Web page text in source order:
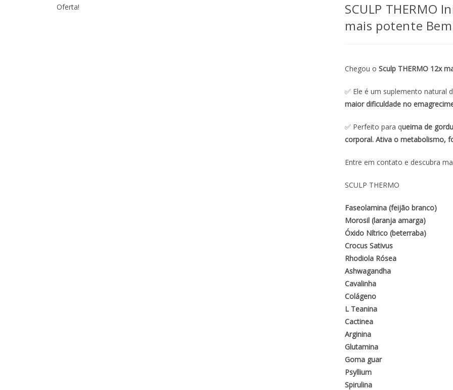
Oferta!
SCULP THERMO
mais potente
Chegou o Sculp THERMO 12x
✅ Ele é um suplemento natural
maior dificuldade no
✅ Perfeito para queima de
corporal. Ativa o metabolismo,
Entre em contato e descubra
SCULP THERMO
Faseolamina (feijão branco)
Morosil (laranja amarga)
Óxido Nítrico (beterraba)
Crocus Sativus
Rhodiola Rósea
Ashwagandha
Cavalinha
Colágeno
L Teanina
Cactinea
Arginina
Glutamina
Goma guar
Psyllium
Spirulina